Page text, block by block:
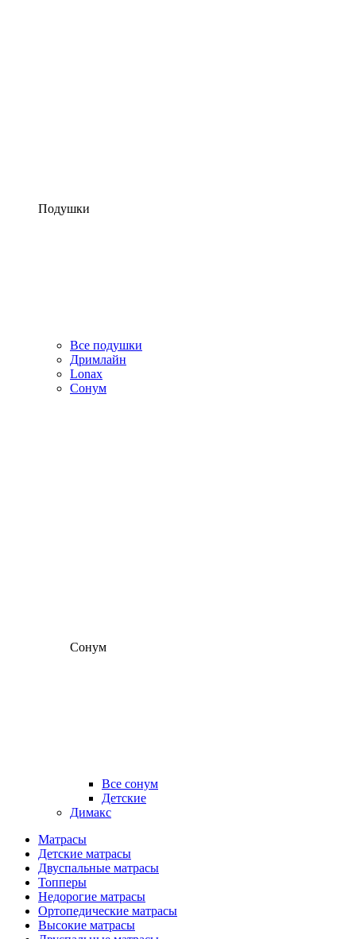
Подушки
Все подушки
Дримлайн
Lonax
Сонум
Сонум
Все сонум
Детские
Димакс
Матрасы
Детские матрасы
Двуспальные матрасы
Топперы
Недорогие матрасы
Ортопедические матрасы
Высокие матрасы